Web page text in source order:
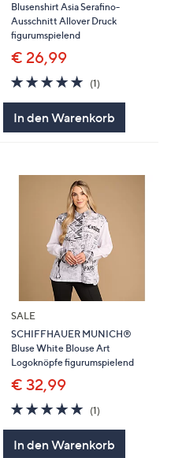
Blusenshirt Asia Serafino-
Ausschnitt Allover Druck
figurumspielend
€ 26,99
5.0
von
(1)1
In den Warenkorb
SALE
SCHIFFHAUER MUNICH®
Bluse White Blouse Art
Logoknöpfe figurumspielend
€ 32,99
5.0
von
(1)1
In den Warenkorb